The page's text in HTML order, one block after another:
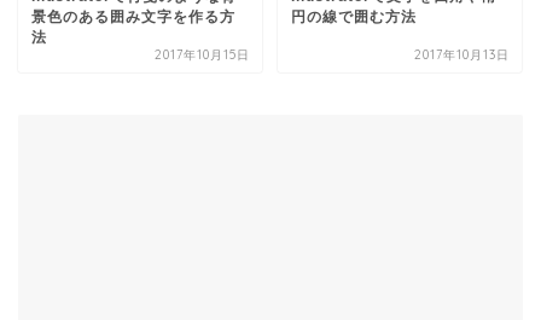
景色のある囲み文字を作る方
法
2017年10月15日
円の線で囲む方法
2017年10月13日